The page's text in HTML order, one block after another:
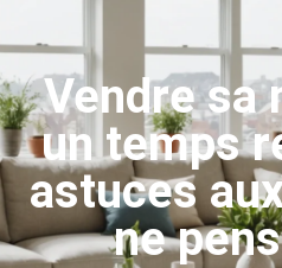
Vendre sa
un temps
astuces
ne